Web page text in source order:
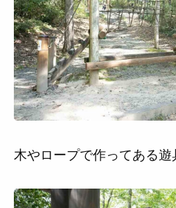
木やロープで作ってある遊